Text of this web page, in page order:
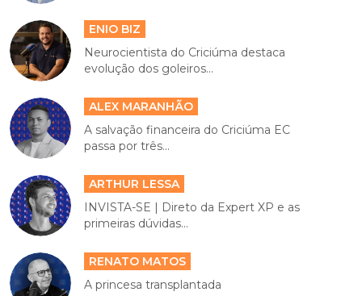
ENIO BIZ
Neurocientista do Criciúma destaca
evolução dos goleiros...
ALEX MARANHÃO
A salvação financeira do Criciúma EC
passa por três...
ARTHUR LESSA
INVISTA-SE | Direto da Expert XP e as
primeiras dúvidas...
RENATO MATOS
A princesa transplantada